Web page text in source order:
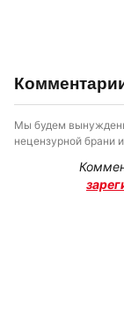
Мы будем
нецензурной брани